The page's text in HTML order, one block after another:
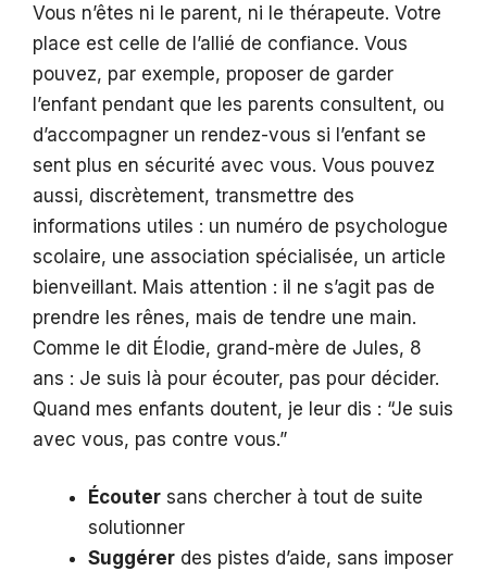
Vous n’êtes ni le parent, ni le thérapeute. Votre
place est celle de l’allié de confiance. Vous
pouvez, par exemple, proposer de garder
l’enfant pendant que les parents consultent, ou
d’accompagner un rendez-vous si l’enfant se
sent plus en sécurité avec vous. Vous pouvez
aussi, discrètement, transmettre des
informations utiles : un numéro de psychologue
scolaire, une association spécialisée, un article
bienveillant. Mais attention : il ne s’agit pas de
prendre les rênes, mais de tendre une main.
Comme le dit Élodie, grand-mère de Jules, 8
ans : Je suis là pour écouter, pas pour décider.
Quand mes enfants doutent, je leur dis : “Je suis
avec vous, pas contre vous.”
Écouter sans chercher à tout de suite
solutionner
Suggérer des pistes d’aide, sans imposer